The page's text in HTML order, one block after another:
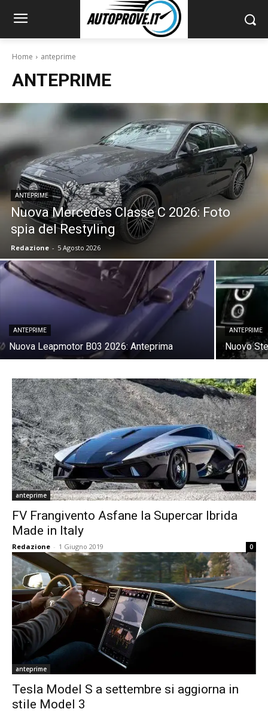
Home anteprime
ANTEPRIME
ANTEPRIME
Nuova Mercedes Classe C 2026: Foto
spia del Restyling
Redazione - 5 Agosto 2026
ANTEPRIME
Nuova Leapmotor B03 2026: Anteprima
ANTEPRIME
Nuovo
anteprime
FV Frangivento Asfane la Supercar Ibrida
Made in Italy
Redazione - 1 Giugno 2019 0
anteprime
Tesla Model S a settembre si aggiorna in
stile Model 3